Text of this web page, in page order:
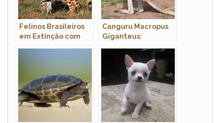
Felinos Brasileiros
em Extinção com
Canguru Macropus
Giganteus:
Hábitos e Fotos